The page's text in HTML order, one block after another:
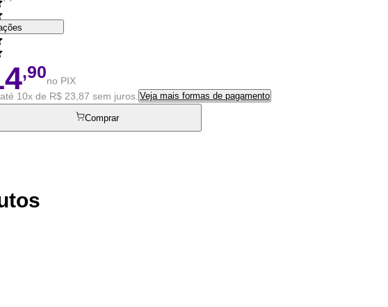
,90no PIX
10x de R$ 23,87 sem juros. Veja mais formas de pagamento
Comprar